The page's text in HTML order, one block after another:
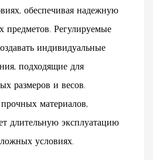
обеспечивая надежную
предметов. Регулируемые
индивидуальные
подходящие для
размеров и весов.
материалов,
длительную эксплуатацию
условиях.